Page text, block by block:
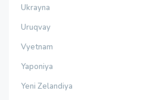
Ukrayna
Uruqvay
Vyetnam
Yaponiya
Yeni Zelandiya